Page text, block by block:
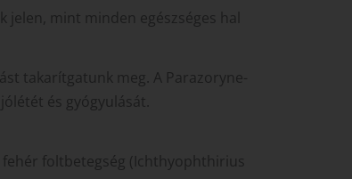
mint minden egészséges hal
takarítgatunk meg. A Parazoryne-
és gyógyulását.
foltbetegség (Ichthyophthirius